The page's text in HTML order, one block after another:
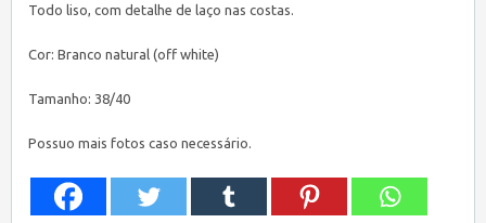
Todo liso, com detalhe de laço nas costas.
Cor: Branco natural (off white)
Tamanho: 38/40
Possuo mais fotos caso necessário.